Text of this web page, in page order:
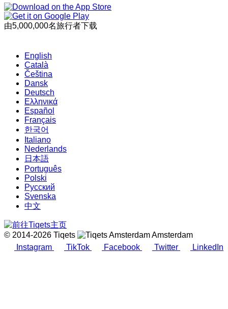
由5,000,000名旅行者下载
English
Català
Čeština
Dansk
Deutsch
Ελληνικά
Español
Français
한국어
Italiano
Nederlands
日本語
Português
Polski
Русский
Svenska
中文
© 2014-2026 Tiqets
Amsterdam
Instagram
TikTok Facebook Twitter LinkedIn